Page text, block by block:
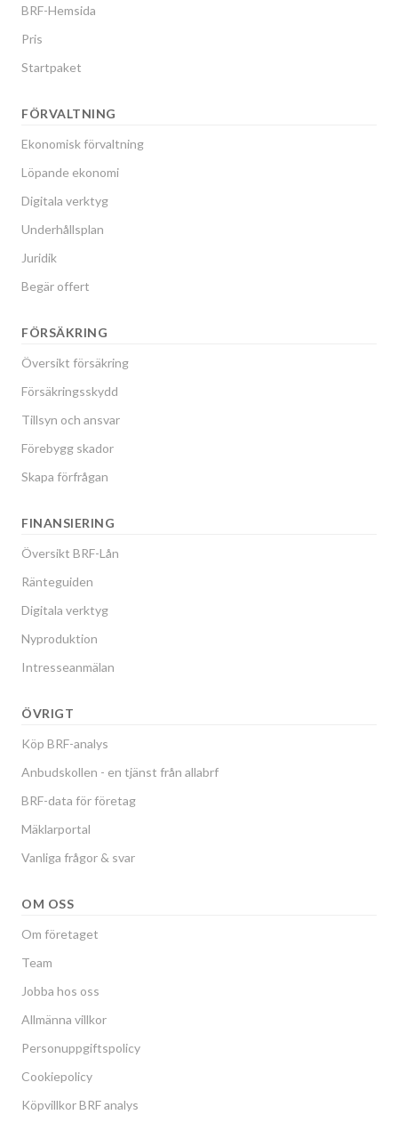
BRF-Hemsida
Pris
Startpaket
FÖRVALTNING
Ekonomisk förvaltning
Löpande ekonomi
Digitala verktyg
Underhållsplan
Juridik
Begär offert
FÖRSÄKRING
Översikt försäkring
Försäkringsskydd
Tillsyn och ansvar
Förebygg skador
Skapa förfrågan
FINANSIERING
Översikt BRF-Lån
Ränteguiden
Digitala verktyg
Nyproduktion
Intresseanmälan
ÖVRIGT
Köp BRF-analys
Anbudskollen - en tjänst från allabrf
BRF-data för företag
Mäklarportal
Vanliga frågor & svar
OM OSS
Om företaget
Team
Jobba hos oss
Allmänna villkor
Personuppgiftspolicy
Cookiepolicy
Köpvillkor BRF analys